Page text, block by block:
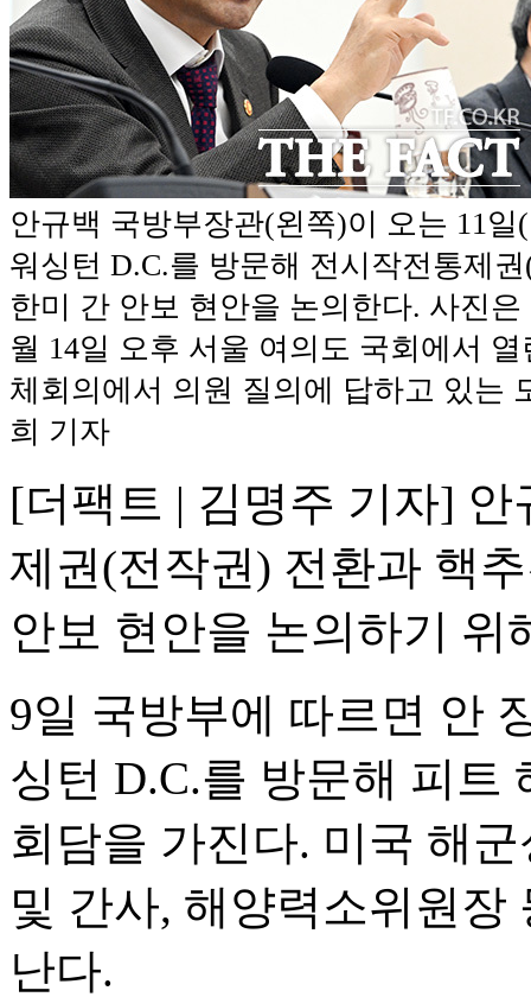
안규백 국방부장관(왼쪽)이 오는 11
워싱턴 D.C.를 방문해 전시작전통제
한미 간 안보 현안을 논의한다. 사진
월 14일 오후 서울 여의도 국회에서
체회의에서 의원 질의에 답하고 있는
희 기자
[더팩트 | 김명주 기자]
제권(전작권) 전환과 핵
안보 현안을 논의하기 위
9일 국방부에 따르면 안
싱턴 D.C.를 방문해 피트
회담을 가진다. 미국 해
및 간사, 해양력소위원장
난다.